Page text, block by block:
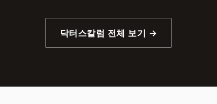
닥터스칼럼 전체 보기 →